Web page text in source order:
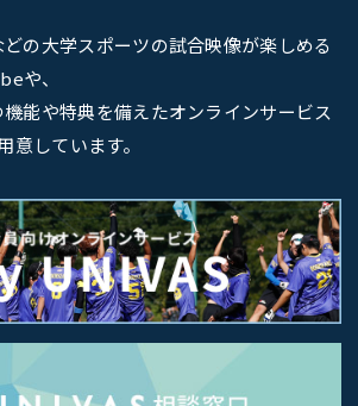
の大学スポーツの試合映像が楽しめる
や、
能や特典を備えたオンラインサービス
意しています。